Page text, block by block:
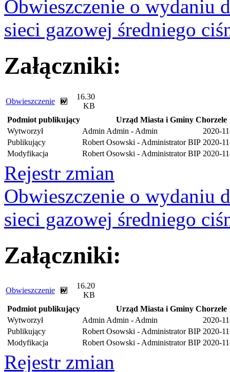
Obwieszczenie o wydaniu
sieci gazowej średniego
Załączniki:
Obwieszczenie
16.30
KB
Podmiot publikujący
Urząd Miasta i Gminy Chorzele
Wytworzył
Admin Admin - Admin
2020-
Publikujący
Robert Osowski - Administrator BIP 2020-
Modyfikacja
Robert Osowski - Administrator BIP 2020-
Rejestr zmian
Obwieszczenie o wydaniu
sieci gazowej średniego
Załączniki:
Obwieszczenie
16.20
KB
Podmiot publikujący
Urząd Miasta i Gminy Chorzele
Wytworzył
Admin Admin - Admin
2020-
Publikujący
Robert Osowski - Administrator BIP 2020-
Modyfikacja
Robert Osowski - Administrator BIP 2020-
Rejestr zmian